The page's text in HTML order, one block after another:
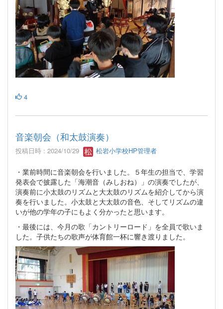
4
音楽朝会（和太鼓演奏）
投稿日時 : 2024/10/29 松岩小学校HP管理者
・業前時間に音楽朝会を行いました。５年生の担当で、学習
発表会で披露した「海潮音（みしおね）」の演奏でしたが、
演奏前に小太鼓のリズムと大太鼓のリズムを紹介してから演
奏を行いました。小太鼓と大太鼓の音色、そしてリズムの違
いが他の学年の子にもよく分かったと思います。
・最後には、今月の歌「カントリーロード」を全員で歌いま
した。子供たちの歌声が体育館一杯に響き渡りました。